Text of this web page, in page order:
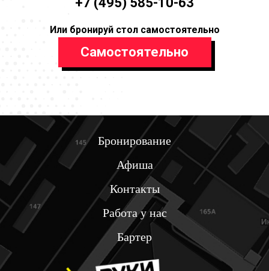
Или бронируй стол самостоятельно
Самостоятельно
Бронирование
Афиша
Контакты
Работа у нас
Бартер